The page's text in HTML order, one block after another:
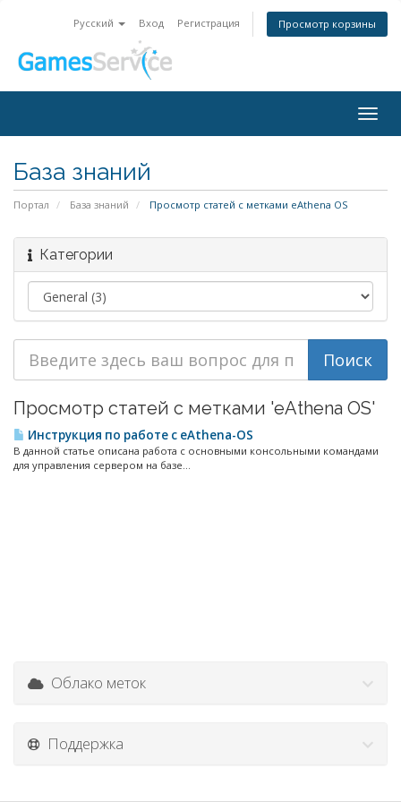
Русский Вход Регистрация Просмотр корзины
База знаний
Портал База знаний Просмотр статей с метками eAthena OS
Категории
Просмотр статей с метками 'eAthena OS'
Инструкция по работе с eAthena-OS
В данной статье описана работа с основными консольными командами
для управления сервером на базе...
Облако меток
Поддержка